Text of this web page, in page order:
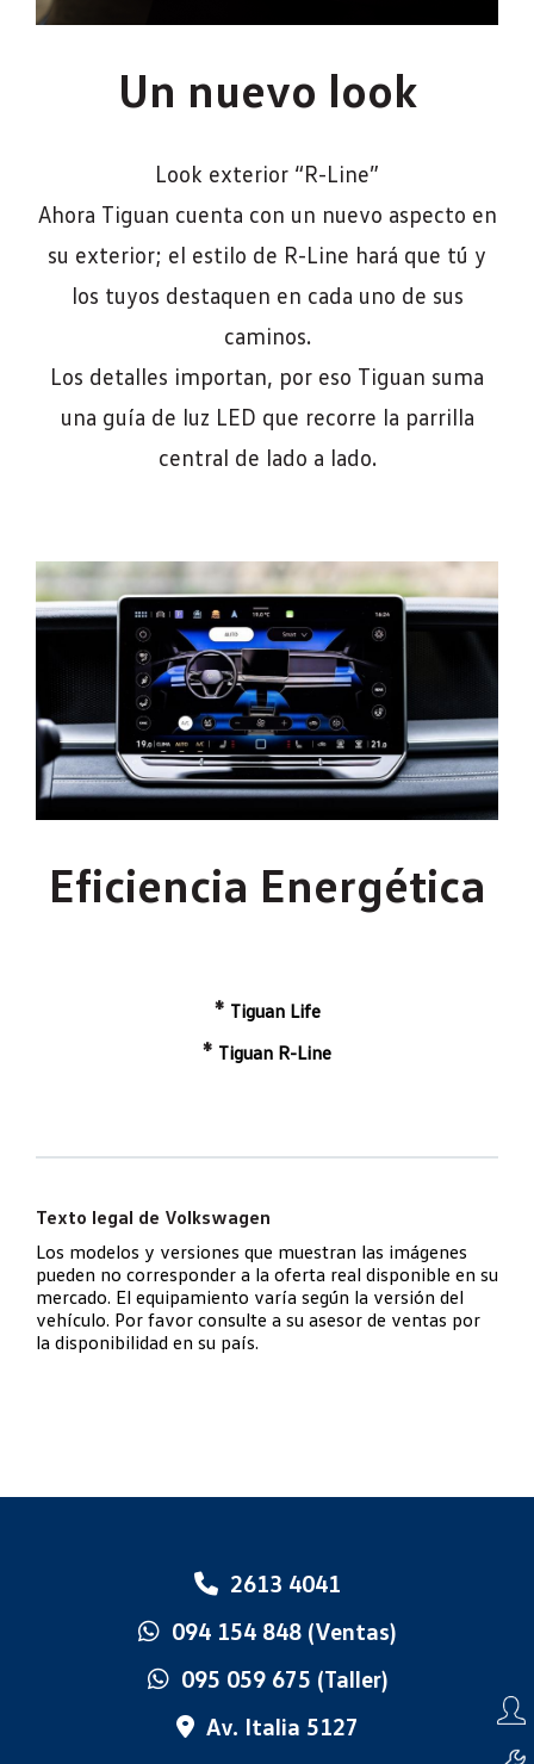
Un nuevo look
Look exterior “R-Line”
Ahora Tiguan cuenta con un nuevo aspecto en
su exterior; el estilo de R-Line hará que tú y
los tuyos destaquen en cada uno de sus
caminos.
Los detalles importan, por eso Tiguan suma
una guía de luz LED que recorre la parrilla
central de lado a lado.
Eficiencia Energética
* Tiguan Life
* Tiguan R-Line
Texto legal de Volkswagen
Los modelos y versiones que muestran las imágenes
pueden no corresponder a la oferta real disponible en su
mercado. El equipamiento varía según la versión del
vehículo. Por favor consulte a su asesor de ventas por
la disponibilidad en su país.
2613 4041
094 154 848 (Ventas)
095 059 675 (Taller)
Av. Italia 5127